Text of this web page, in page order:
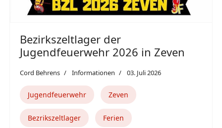
Bezirkszeltlager der
Jugendfeuerwehr 2026 in Zeven
Cord Behrens Informationen 03. Juli 2026
Jugendfeuerwehr Zeven
Bezrikszeltlager Ferien